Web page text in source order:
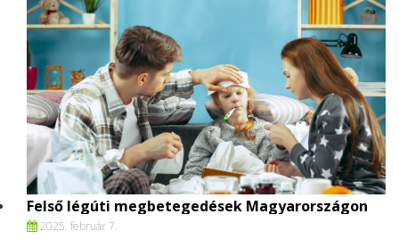
Felső légúti megbetegedések Magyarországon
2025. február 7.